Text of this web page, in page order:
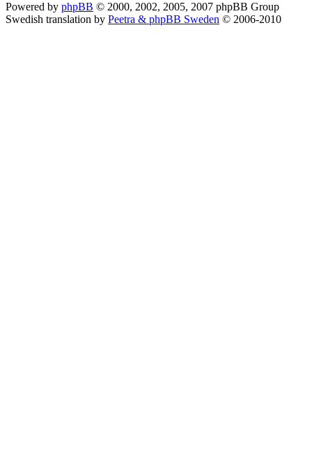
Powered by phpBB © 2000, 2002, 2005, 2007 phpBB Group
Swedish translation by Peetra & phpBB Sweden © 2006-2010